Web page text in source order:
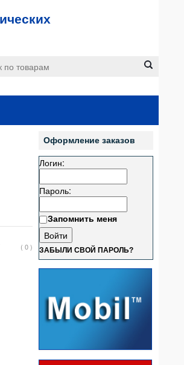
( 0 )
Оформление заказов
Логин:
Пароль:
Запомнить меня
ЗАБЫЛИ СВОЙ ПАРОЛЬ?